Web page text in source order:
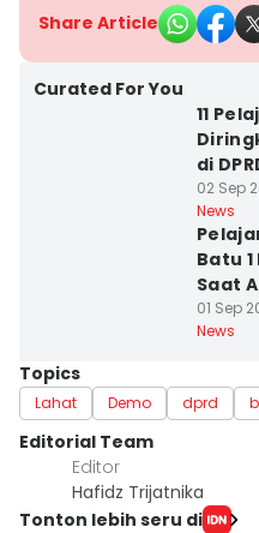
Share Article
Curated For You
11
di
02 Sep
News
Batu
Saat
01 Sep
News
Topics
Lahat Demo dprd
Editorial Team
Editor
Hafidz Trijatnika
Tonton lebih seru di